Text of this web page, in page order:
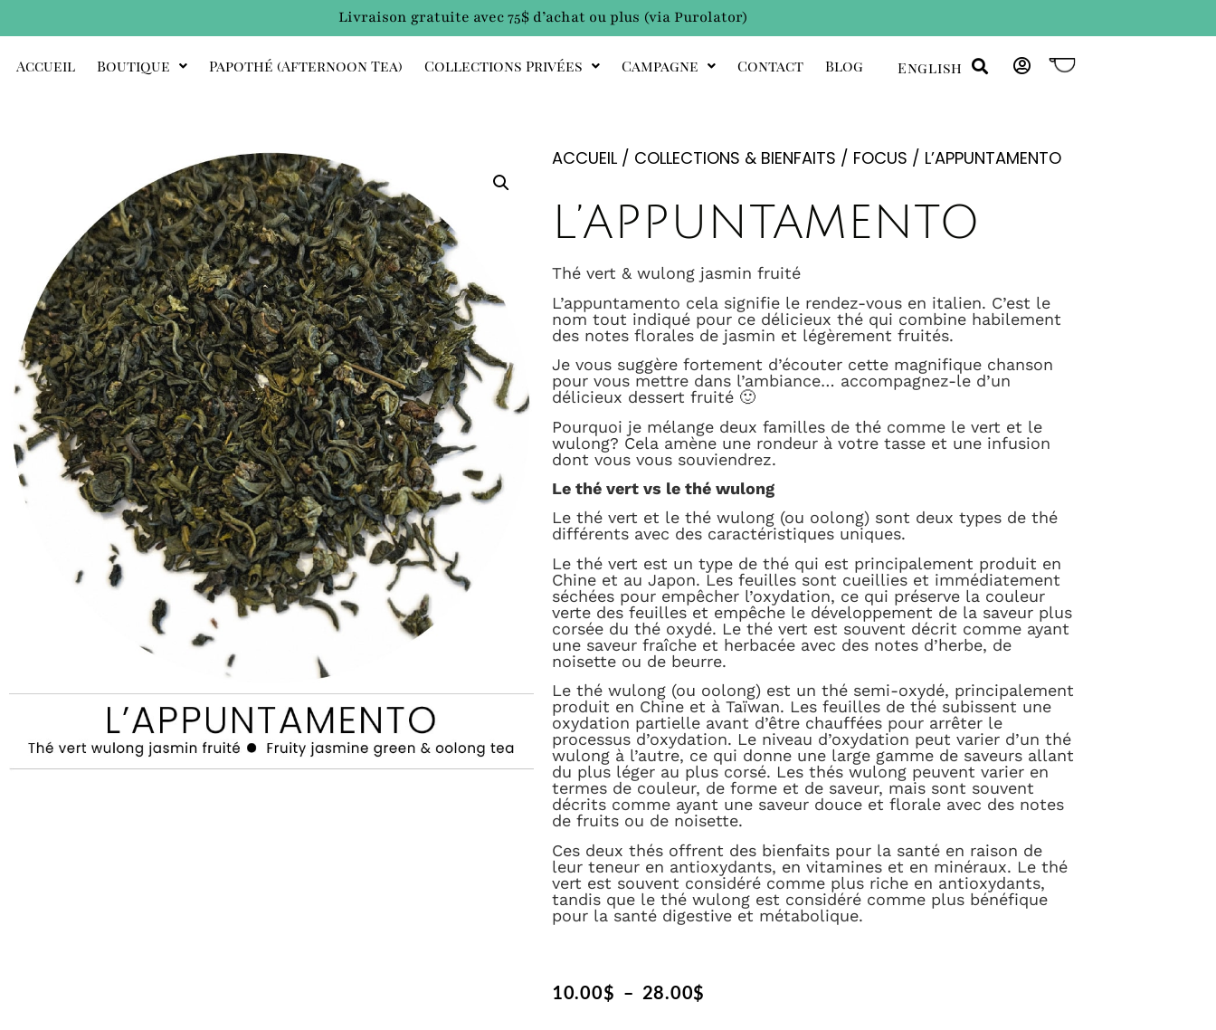
Livraison gratuite avec 75$ d’achat ou plus (via Purolator)
Accueil Boutique Papothé (afternoon Tea) Collections Privées Campagne Contact Blog English
ACCUEIL / COLLECTIONS & BIENFAITS / FOCUS / L’APPUNTAMENTO
L’APPUNTAMENTO
Thé vert & wulong jasmin fruité
L’appuntamento cela signifie le rendez-vous en italien. C’est le
nom tout indiqué pour ce délicieux thé qui combine habilement
des notes florales de jasmin et légèrement fruités.
Je vous suggère fortement d’écouter cette magnifique chanson
pour vous mettre dans l’ambiance… accompagnez-le d’un
délicieux dessert fruité 🙂
Pourquoi je mélange deux familles de thé comme le vert et le
wulong? Cela amène une rondeur à votre tasse et une infusion
dont vous vous souviendrez.
Le thé vert vs le thé wulong
Le thé vert et le thé wulong (ou oolong) sont deux types de thé
différents avec des caractéristiques uniques.
Le thé vert est un type de thé qui est principalement produit en
Chine et au Japon. Les feuilles sont cueillies et immédiatement
séchées pour empêcher l’oxydation, ce qui préserve la couleur
verte des feuilles et empêche le développement de la saveur plus
corsée du thé oxydé. Le thé vert est souvent décrit comme ayant
une saveur fraîche et herbacée avec des notes d’herbe, de
noisette ou de beurre.
Le thé wulong (ou oolong) est un thé semi-oxydé, principalement
produit en Chine et à Taïwan. Les feuilles de thé subissent une
oxydation partielle avant d’être chauffées pour arrêter le
processus d’oxydation. Le niveau d’oxydation peut varier d’un thé
wulong à l’autre, ce qui donne une large gamme de saveurs allant
du plus léger au plus corsé. Les thés wulong peuvent varier en
termes de couleur, de forme et de saveur, mais sont souvent
décrits comme ayant une saveur douce et florale avec des notes
de fruits ou de noisette.
Ces deux thés offrent des bienfaits pour la santé en raison de
leur teneur en antioxydants, en vitamines et en minéraux. Le thé
vert est souvent considéré comme plus riche en antioxydants,
tandis que le thé wulong est considéré comme plus bénéfique
pour la santé digestive et métabolique.
10.00$ – 28.00$